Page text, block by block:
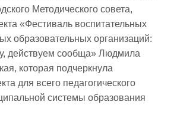
Методического совета,
«Фестиваль воспитательных
образовательных организаций:
действуем сообща» Людмила
которая подчеркнула
для всего педагогического
системы образования